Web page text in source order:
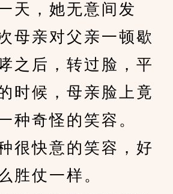
，她无意间发
母亲对父亲一顿歇
之后，转过脸，平
时候，母亲脸上竟
种奇怪的笑容。
快意的笑容，好
胜仗一样。